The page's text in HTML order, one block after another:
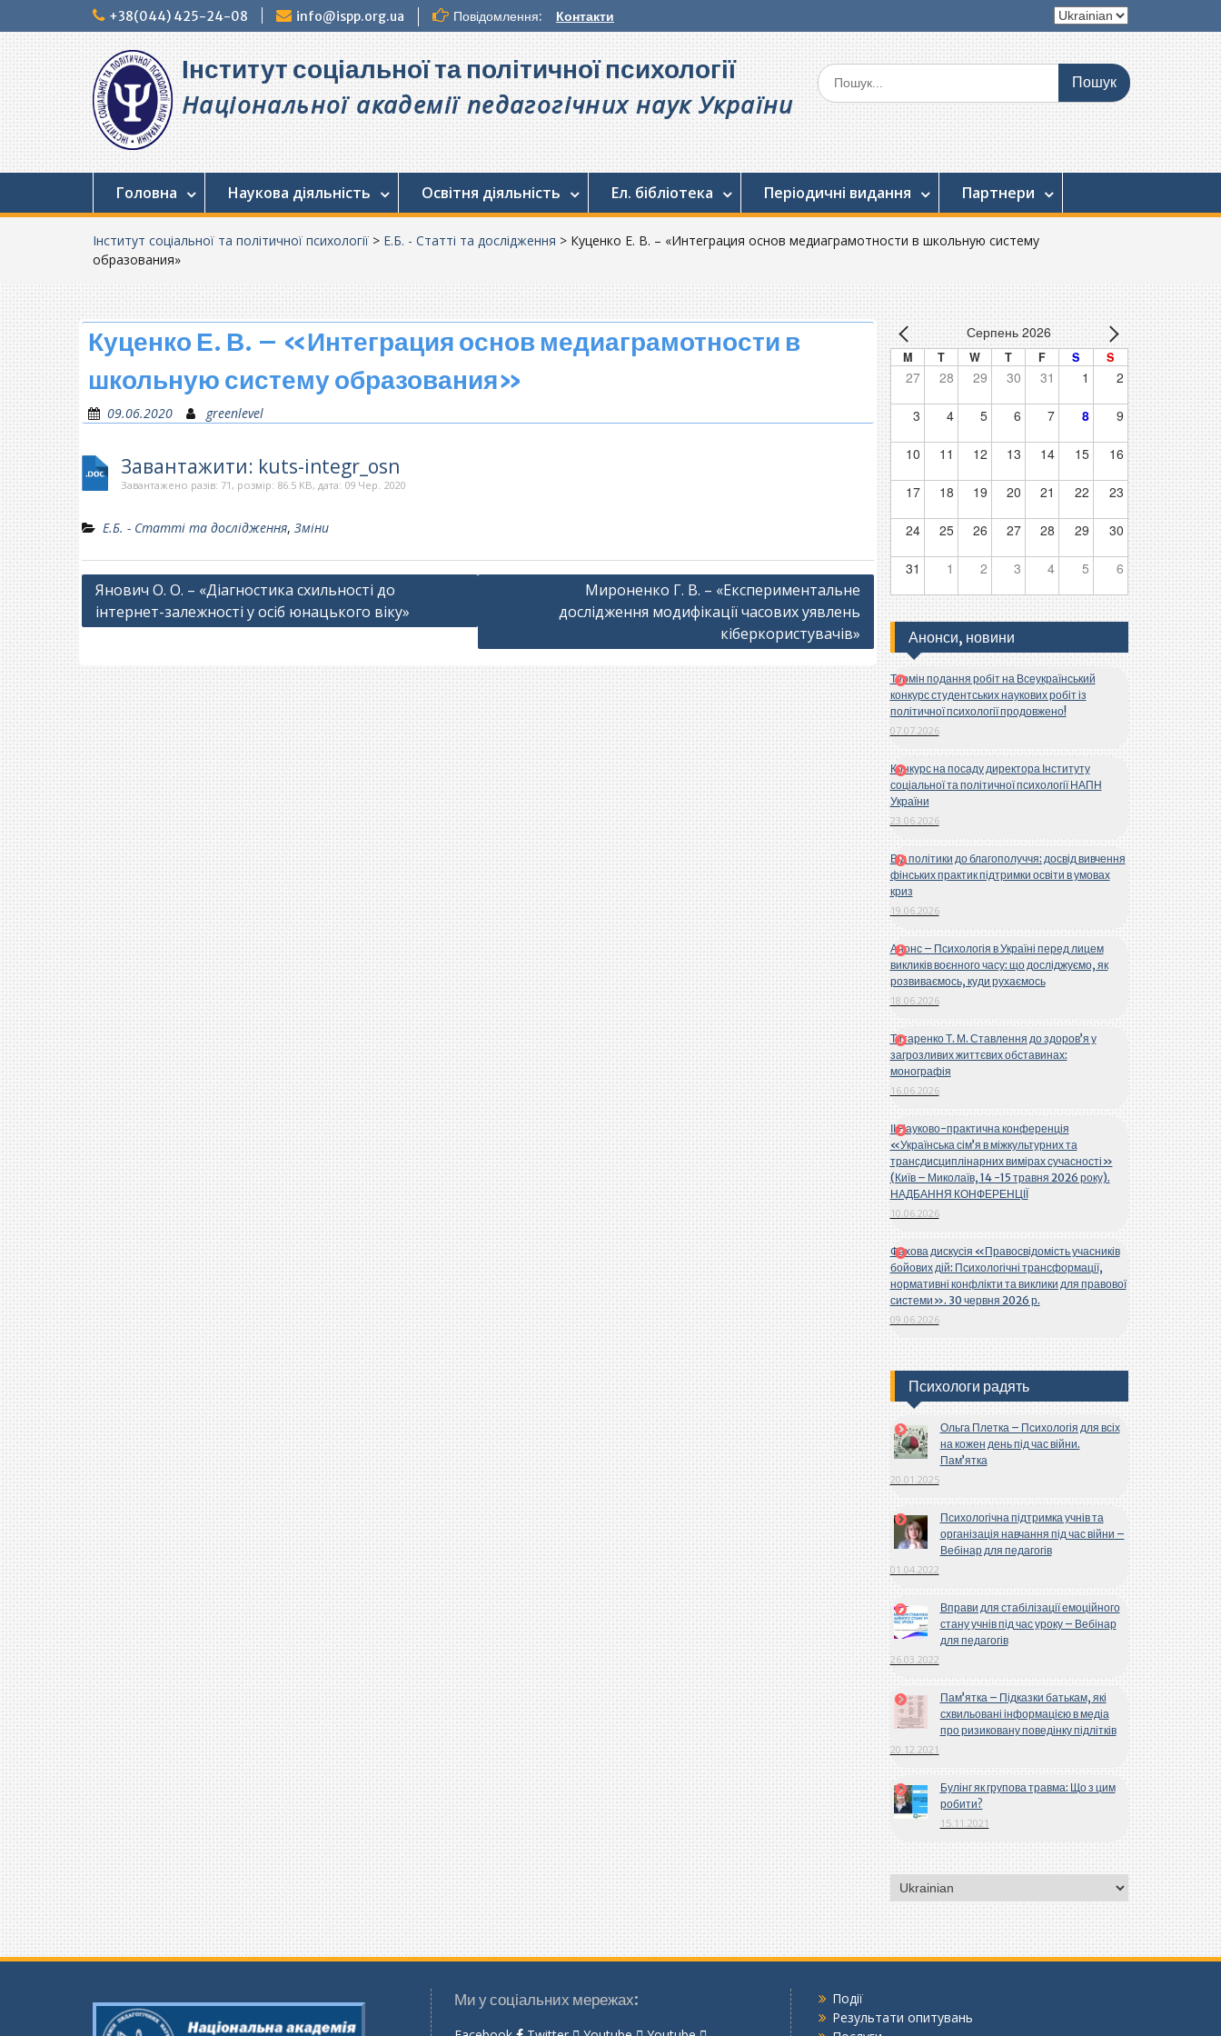
до
+38(044) 425-24-08 info@ispp.org.ua Повідомлення: Контакти
Вибрати
мову
Інститут соціальної та політичної психології
Національної академії педагогічних наук України
Шукати:
Головна Наукова діяльність Освітня діяльність Ел. бібліотека Періодичні видання Партнери
Інститут соціальної та політичної психології > Е.Б. - Статті та дослідження > Куценко Е. В. – «Интеграция основ медиаграмотности в школьную систему
образования»
Куценко Е. В. – «Интеграция основ медиаграмотности в
школьную систему образования»
09.06.2020 greenlevel
Завантажити: kuts-integr_osn
Завантажено разів: 71, розмір: 86.5 KB, дата: 09 Чер. 2020
Е.Б. - Статті та дослідження, Зміни
Навігація
записів
Янович О. О. – «Діагностика схильності до
інтернет-залежності у осіб юнацького віку»
Мироненко Г. В. – «Експериментальне
дослідження модифікації часових уявлень
кіберкористувачів»
Серпень 2026
M T W T F S S
27 28 29 30 31 1 2
3 4 5 6 7 8 9
10 11 12 13 14 15 16
17 18 19 20 21 22 23
24 25 26 27 28 29 30
31 1 2 3 4 5 6
Анонси, новини
Термін подання робіт на Всеукраїнський
конкурс студентських наукових робіт із
політичної психології продовжено!
07.07.2026
Конкурс на посаду директора Інституту
соціальної та політичної психології НАПН
України
23.06.2026
Від політики до благополуччя: досвід вивчення
фінських практик підтримки освіти в умовах
криз
19.06.2026
Анонс – Психологія в Україні перед лицем
викликів воєнного часу: що досліджуємо, як
розвиваємось, куди рухаємось
18.06.2026
Титаренко Т. М. Ставлення до здоров’я у
загрозливих життєвих обставинах:
монографія
16.06.2026
ІІ Науково-практична конференція
«Українська сім’я в міжкультурних та
трансдисциплінарних вимірах сучасності»
(Київ – Миколаїв, 14 -15 травня 2026 року).
НАДБАННЯ КОНФЕРЕНЦІЇ
10.06.2026
Фахова дискусія «Правосвідомість учасників
бойових дій: Психологічні трансформації,
нормативні конфлікти та виклики для правової
системи». 30 червня 2026 р.
09.06.2026
Психологи радять
Ольга Плетка – Психологія для всіх
на кожен день під час війни.
Пам’ятка
20.01.2025
Психологічна підтримка учнів та
організація навчання під час війни –
Вебінар для педагогів
01.04.2022
Вправи для стабілізації емоційного
стану учнів під час уроку – Вебінар
для педагогів
26.03.2022
Пам’ятка – Підказки батькам, які
схвильовані інформацією в медіа
про ризиковану поведінку підлітків
20.12.2021
Булінг як групова травма: Що з цим
робити?
15.11.2021
Вибрати
мову
Ми у соціальних мережах:
Події
Результати опитувань